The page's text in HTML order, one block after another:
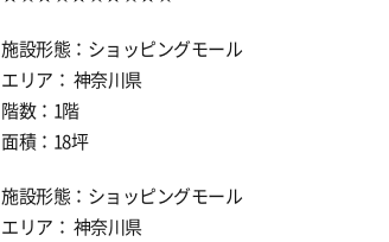
施設形態：ショッピングモール
エリア： 神奈川県
階数：1階
面積：18坪
施設形態：ショッピングモール
エリア： 神奈川県